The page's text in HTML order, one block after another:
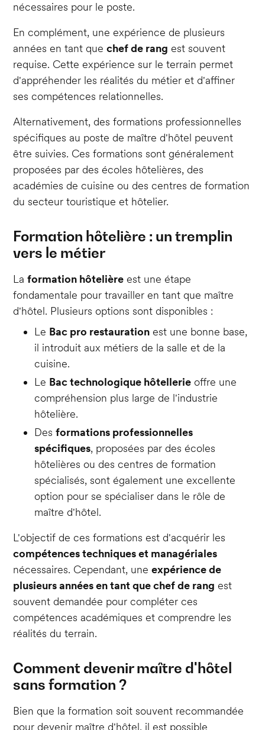
nécessaires pour le poste.
En complément, une expérience de plusieurs
années en tant quechef de rang est souvent
requise. Cette expérience sur le terrain permet
d'appréhender les réalités du métier et d'affiner
ses compétences relationnelles.
Alternativement, des formations professionnelles
spécifiques au poste de maître d'hôtel peuvent
être suivies. Ces formations sont généralement
proposées par des écoles hôtelières, des
académies de cuisine ou des centres de formation
du secteur touristique et hôtelier.
Formation hôtelière : un tremplin
vers le métier
Laformation hôtelière est une étape
fondamentale pour travailler en tant que maître
d'hôtel. Plusieurs options sont disponibles :
Le Bac pro restauration est une bonne base,
il introduit aux métiers de la salle et de la
cuisine.
Le Bac technologique hôtellerie offre une
compréhension plus large de l'industrie
hôtelière.
Desformations professionnelles
spécifiques, proposées par des écoles
hôtelières ou des centres de formation
spécialisés, sont également une excellente
option pour se spécialiser dans le rôle de
maître d'hôtel.
L'objectif de ces formations est d'acquérir les
compétences techniques et managériales
nécessaires. Cependant, uneexpérience de
plusieurs années en tant que chef de rang est
souvent demandée pour compléter ces
compétences académiques et comprendre les
réalités du terrain.
Comment devenir maître d'hôtel
sans formation ?
Bien que la formation soit souvent recommandée
pour devenir maître d'hôtel, il est possible